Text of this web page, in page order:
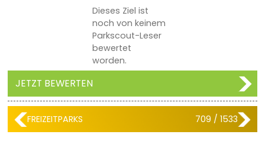
Dieses Ziel ist
noch von keinem
Parkscout-Leser
bewertet
worden.
JETZT BEWERTEN
FREIZEITPARKS 709 / 1533